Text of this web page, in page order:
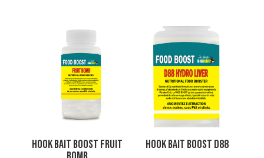
Hook Bait Boost Fruit
Hook Bait Boost D88